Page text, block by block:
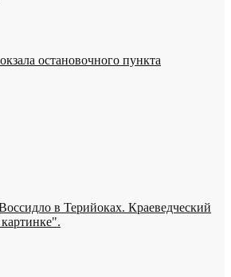
остановочного пункта
в Терийоках. Краеведческий